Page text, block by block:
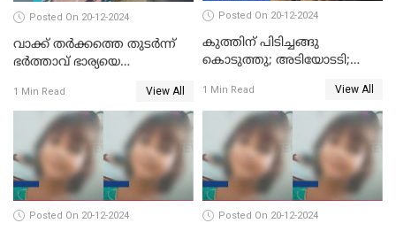
Posted On 20-12-2024
വാക്ക് തര്‍ക്കത്തെ തുടര്‍ന്ന്
ഭര്‍ത്താവ് ഭാര്യയെ
1 Min Read View All
Posted On 20-12-2024
കുത്തിന് പിടിച്ചങ്ങു
കൊടുത്തു; അടിയോടടി;
ശല്യം ചെയ്തയാളെ 26 തവണ
മുഖത്തടിച്ച് അധ്യാപിക
1 Min Read View All
Posted On 20-12-2024 Posted On 20-12-2024